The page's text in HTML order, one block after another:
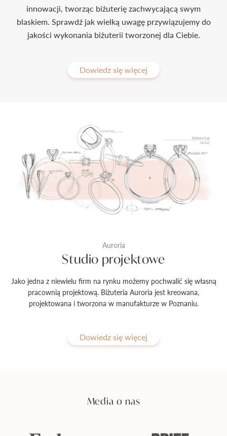
innowacji, tworząc biżuterię zachwycającą swym
blaskiem. Sprawdź jak wielką uwagę przywiązujemy do
jakości wykonania biżuterii tworzonej dla Ciebie.
Dowiedz się więcej
Auroria
Studio projektowe
Jako jedna z niewielu firm na rynku możemy pochwalić się własną
pracownią projektową. Biżuteria Auroria jest kreowana,
projektowana i tworzona w manufakturze w Poznaniu.
Dowiedz się więcej
Media o nas